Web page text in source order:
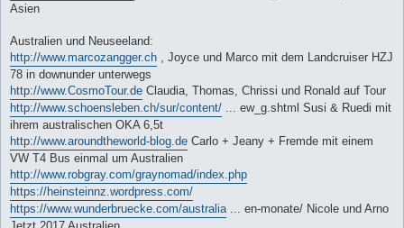
Asien
Australien und Neuseeland:
http://www.marcozangger.ch , Joyce und Marco mit dem Landcruiser HZJ
78 in downunder unterwegs
http://www.CosmoTour.de Claudia, Thomas, Chrissi und Ronald auf Tour
http://www.schoensleben.ch/sur/content/ ... ew_g.shtml Susi & Ruedi mit
ihrem australischen OKA 6,5t
http://www.aroundtheworld-blog.de Carlo + Jeany + Fremde mit einem
VW T4 Bus einmal um Australien
http://www.robgray.com/graynomad/index.php
https://heinsteinnz.wordpress.com/
https://www.wunderbruecke.com/australia ... en-monate/ Nicole und Arno